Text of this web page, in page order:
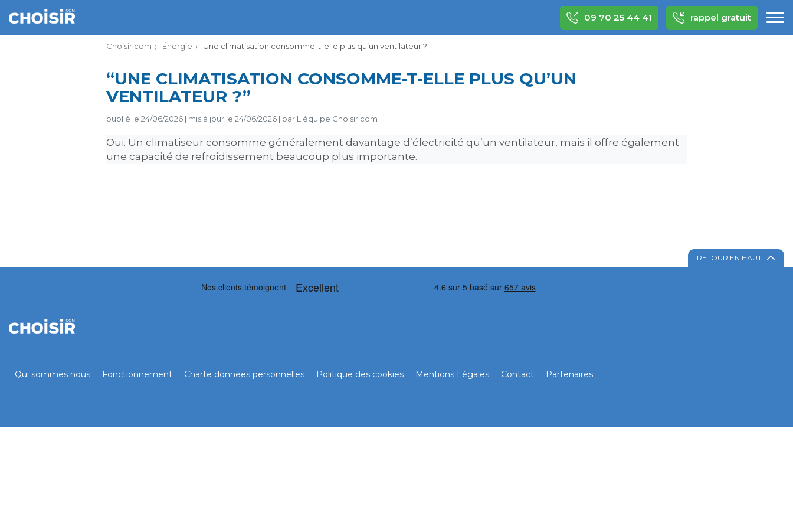
09 70 25 44 41 rappel gratuit
Choisir.com Énergie Une climatisation consomme-t-elle plus qu’un ventilateur ?
“UNE CLIMATISATION CONSOMME-T-ELLE PLUS QU’UN
VENTILATEUR ?”
publié le 24/06/2026 | mis à jour le 24/06/2026 | par L'équipe Choisir.com
Oui. Un climatiseur consomme généralement davantage d’électricité qu’un ventilateur, mais il offre également
une capacité de refroidissement beaucoup plus importante.
RETOUR EN HAUT
Qui sommes nous Fonctionnement Charte données personnelles Politique des cookies Mentions Légales Contact Partenaires